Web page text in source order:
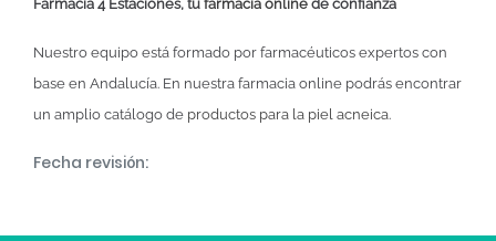
Nuestro equipo está formado por farmacéuticos expertos con
base en Andalucía. En nuestra farmacia online podrás encontrar
un amplio catálogo de productos para la piel acneica.
Fecha revisión: